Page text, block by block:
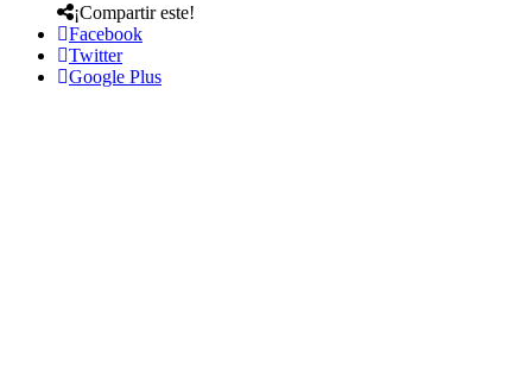
¡Compartir este!
Facebook
Twitter
Google Plus